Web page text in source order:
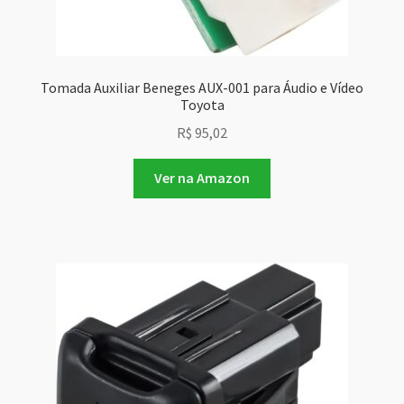
Tomada Auxiliar Beneges AUX-001 para Áudio e Vídeo
Toyota
R$ 95,02
Ver na Amazon